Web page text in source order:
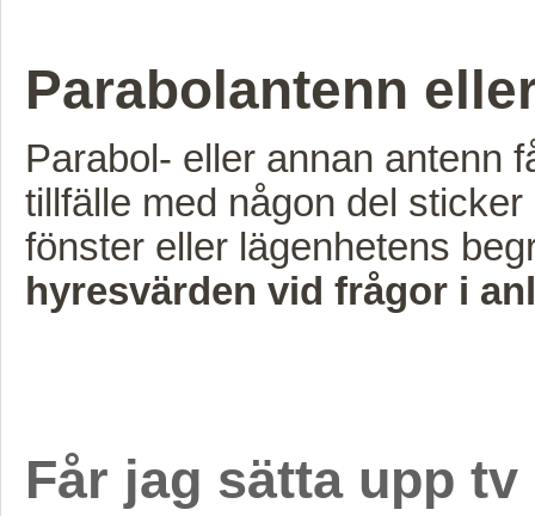
Parabolantenn
Parabol- eller annan antenn
tillfälle med någon del
fönster eller lägenhetens
hyresvärden vid frågor i
Får jag sätta upp